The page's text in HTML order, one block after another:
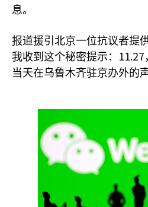
息。
报道援引北京一位抗议者提
我收到这个秘密提示： 11.27
当天在乌鲁木齐驻京办外的